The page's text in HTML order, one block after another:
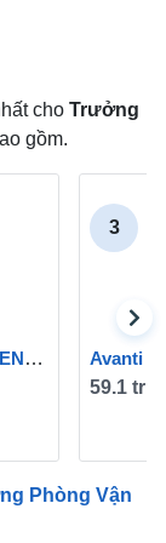
cho Trưởng
gồm.
WALL STREET ENGLISH
3
Avanti
59.1
Phòng Vận